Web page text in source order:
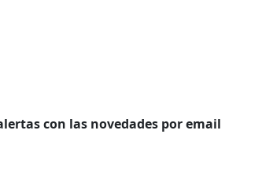
con las novedades por email